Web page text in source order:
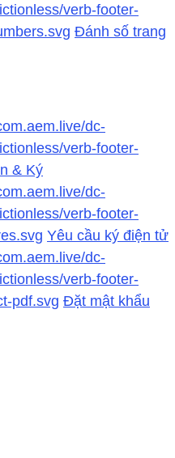
verb-footer-
Đánh số trang
dc-
verb-footer-
& Ký
dc-
verb-footer-
Yêu cầu ký điện tử
dc-
verb-footer-
pdf.svg Đặt mật khẩu